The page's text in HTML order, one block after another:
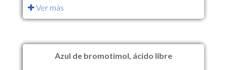
Ver más
Azul de bromotimol, ácido libre